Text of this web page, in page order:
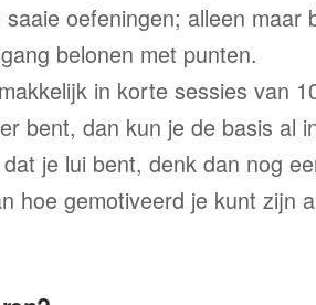
oefeningen; alleen maar
belonen met punten.
in korte sessies van
bent, dan kun je de basis al
je lui bent, denk dan nog
hoe gemotiveerd je kunt zijn